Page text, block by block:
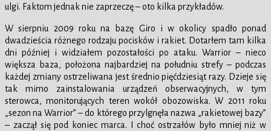
ulgi. Faktom jednak nie zaprzeczę – oto kilka przykładów.
W sierpniu 2009 roku na bazę Giro i w okolicy spadło ponad
dwadzieścia różnego rodzaju pocisków i rakiet. Dotarłem tam kilka
dni później i widziałem pozostałości po ataku. Warrior – nieco
większa baza, położona najbardziej na południu strefy – podczas
każdej zmiany ostrzeliwana jest średnio pięćdziesiąt razy. Dzieje się
tak mimo zainstalowania urządzeń obserwacyjnych, w tym
sterowca, monitorujących teren wokół obozowiska. W 2011 roku
„sezon na Warrior” – do którego przylgnęła nazwa „rakietowej bazy”
– zaczął się pod koniec marca. I choć ostrzałów było mniej niż w